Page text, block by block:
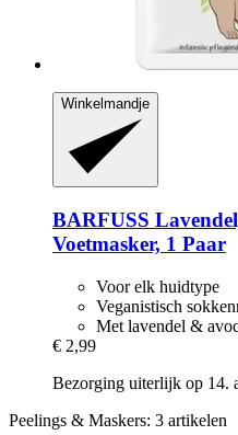
Winkelmandje
BARFUSS
Voetmasker, 1 Paar
Voor elk huidtype
Veganistisch
Met lavendel &
€ 2,99
Bezorging uiterlijk op 14.
Peelings & Maskers: 3 artikelen